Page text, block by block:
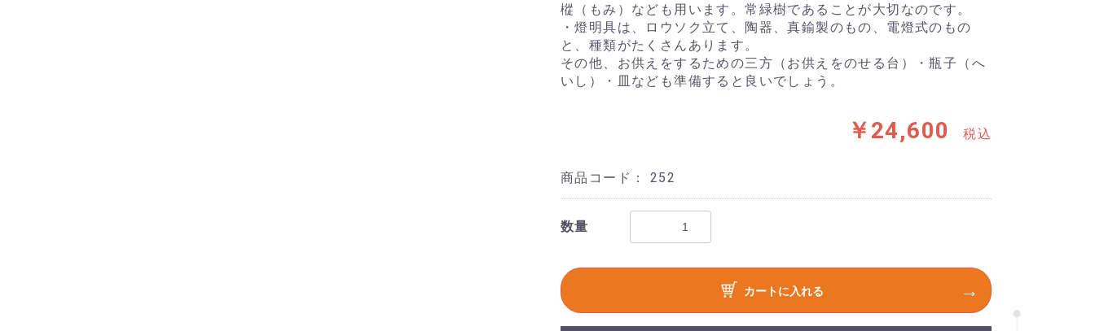
樅（もみ）なども用います。常緑樹であることが大切なのです。
・燈明具は、ロウソク立て、陶器、真鍮製のもの、電燈式のもの
と、種類がたくさんあります。
その他、お供えをするための三方（お供えをのせる台）・瓶子（へ
いし）・皿なども準備すると良いでしょう。
￥24,600 税込
商品コード： 252
数量
カートに入れる